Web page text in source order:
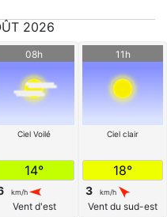
2026
08h
Ciel Voilé
14°
km/h
Vent d'est
11h
Ciel clair
18°
3 km/h
Vent du sud-est